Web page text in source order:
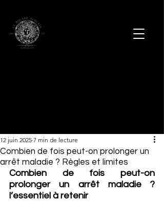
Combien de fois peut-on prolonger un
arrêt maladie ? Règles et limites
12 juin 2025 7 min de lecture
Combien de fois peut-on
prolonger un arrêt maladie ?
l’essentiel à retenir